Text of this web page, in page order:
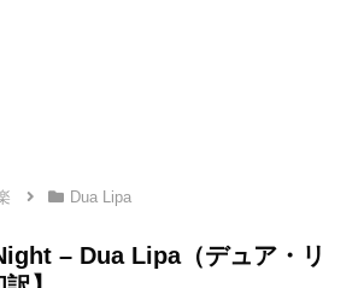
Dua Lipa
– Dua Lipa（デュア・リ